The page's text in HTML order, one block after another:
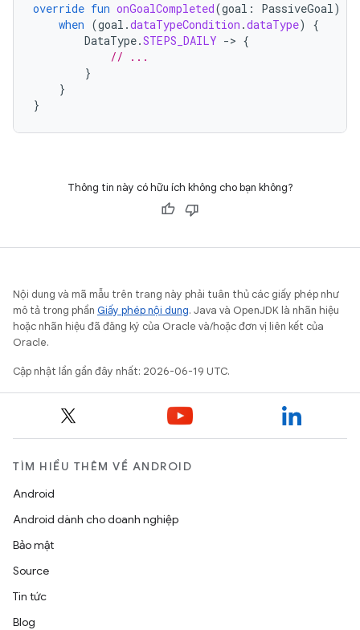
override fun onGoalCompleted(goal : PassiveGoal)
when (goal .dataTypeCondition .dataType)
{
DataType.STEPS_DAILY -> {
// ...
}
}
}
Thông tin này có hữu ích không cho bạn không?
Nội dung và mã mẫu trên trang này phải tuân thủ các giấy phép như
mô tả trong phần Giấy phép nội dung. Java và OpenJDK là nhãn hiệu
hoặc nhãn hiệu đã đăng ký của Oracle và/hoặc đơn vị liên kết của
Oracle.
Cập nhật lần gần đây nhất: 2026-06-19 UTC.
TÌM HIỂU THÊM VỀ ANDROID
Android
Android dành cho doanh nghiệp
Bảo mật
Source
Tin tức
Blog